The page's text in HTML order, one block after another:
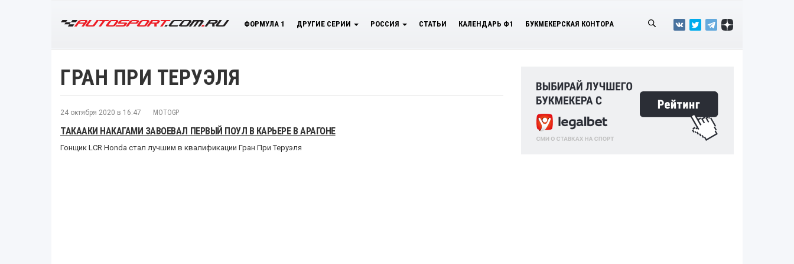
ФОРМУЛА 1 ДРУГИЕ СЕРИИ РОССИЯ СТАТЬИ КАЛЕНДАРЬ Ф1 БУКМЕКЕРСКАЯ КОНТОРА
ГРАН ПРИ ТЕРУЭЛЯ
24 октября 2020 в 16:47 MOTOGP
ТАКААКИ НАКАГАМИ ЗАВОЕВАЛ ПЕРВЫЙ ПОУЛ В КАРЬЕРЕ В АРАГОНЕ
Гонщик LCR Honda стал лучшим в квалификации Гран При Теруэля